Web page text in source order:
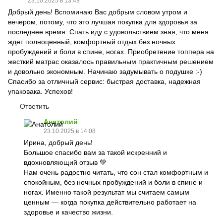
Добрый день! Вспоминаю Вас добрым словом утром и
вечером, потому, что это лучшая покупка для здоровья за
последнее время. Спать иду с удовольствием зная, что меня
ждет полноценный, комфортный отдых без ночных
пробуждений и боли в спине, ногах. Приобретение топпера на
жесткий матрас оказалось правильным практичным решением
и довольно экономным. Начинаю задумывать о подушке :-)
Спасибо за отличный сервис: быстрая доставка, надежная
упаковака. Успехов!
Ответить
Анатолий
23.10.2025 в 14:08
Ирина, добрый день!
Большое спасибо вам за такой искренний и
вдохновляющий отзыв 💚
Нам очень радостно читать, что сон стал комфортным и
спокойным, без ночных пробуждений и боли в спине и
ногах. Именно такой результат мы считаем самым
ценным — когда покупка действительно работает на
здоровье и качество жизни.